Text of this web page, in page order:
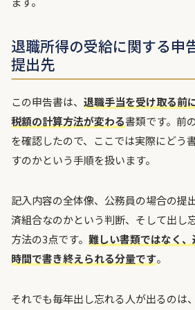
退職所得の受給に関する申
提出先
この申告書は、 退職手当を受け取る前
税額の計算方法が変わる書類です。前
を確認したので、ここでは実際にどう
すのかという手順を扱います。
記入内容の全体像、公務員の場合の提
済組合なのかという判断、そして出し
方法の3点です。 難しい書類ではなく
時間で書き終えられる分量です。
それでも毎年出し忘れる人が出るのは